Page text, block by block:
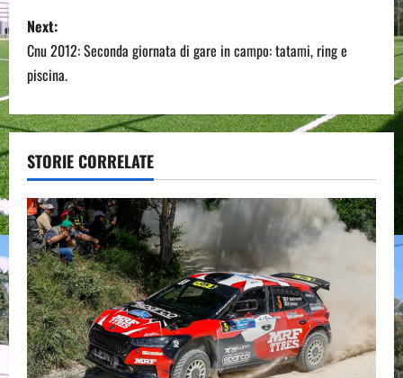
s
t
n
a
v
i
g
a
t
Next:
Cnu 2012: Seconda giornata di gare in campo: tatami, ring e
piscina.
STORIE CORRELATE